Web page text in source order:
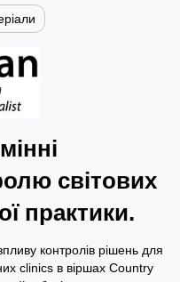
світових
практики.
контролів рішень для
clinics в віршах Country